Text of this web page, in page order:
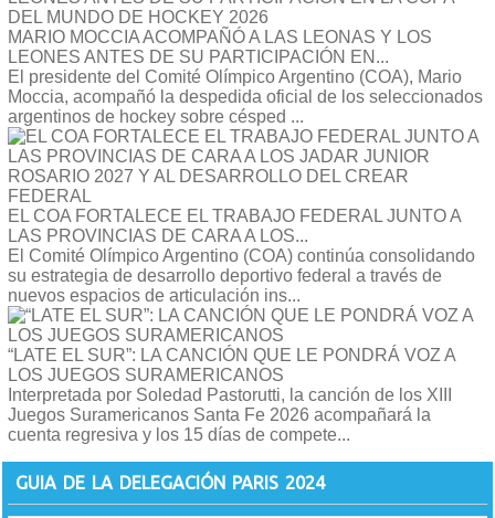
MARIO MOCCIA ACOMPAÑÓ A LAS LEONAS Y LOS
LEONES ANTES DE SU PARTICIPACIÓN EN...
El presidente del Comité Olímpico Argentino (COA), Mario
Moccia, acompañó la despedida oficial de los seleccionados
argentinos de hockey sobre césped ...
EL COA FORTALECE EL TRABAJO FEDERAL JUNTO A
LAS PROVINCIAS DE CARA A LOS...
El Comité Olímpico Argentino (COA) continúa consolidando
su estrategia de desarrollo deportivo federal a través de
nuevos espacios de articulación ins...
“LATE EL SUR”: LA CANCIÓN QUE LE PONDRÁ VOZ A
LOS JUEGOS SURAMERICANOS
Interpretada por Soledad Pastorutti, la canción de los XIII
Juegos Suramericanos Santa Fe 2026 acompañará la
cuenta regresiva y los 15 días de compete...
GUIA DE LA DELEGACIÓN PARIS 2024